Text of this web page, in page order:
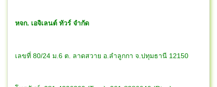
หจก. เอจิเลนต์ ทัวร์ จำกัด
เลขที่ 80/24 ม.6 ต. ลาดสวาย อ.ลำลูกกา จ.ปทุมธานี 12150